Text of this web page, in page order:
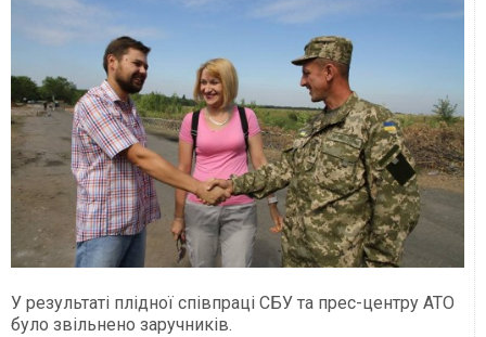
У результаті плідної співпраці СБУ та прес-центру АТО
було звільнено заручників.